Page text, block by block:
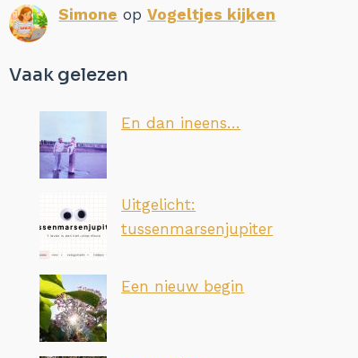
Simone opVogeltjes kijken
Vaak gelezen
En dan ineens…
Uitgelicht:
tussenmarsenjupiter
Een nieuw begin